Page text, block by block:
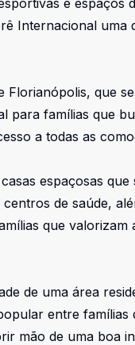
e espaços
Internacional uma
Florianópolis, que
para famílias que
a todas as
espaçosas que
de saúde,
que valorizam
de uma área
entre famílias
mão de uma boa